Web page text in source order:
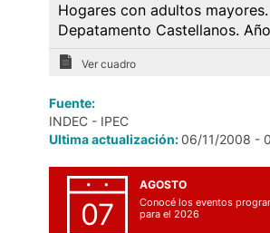
Hogares con adultos mayores.
Depatamento Castellanos.
Ver cuadro
Fuente:
INDEC - IPEC
Ultima actualización:06/11/2008 -
07
AGOSTO
Conocé los eventos
para el 2026